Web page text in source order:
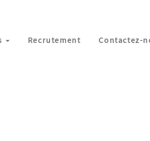
Recrutement Contactez-